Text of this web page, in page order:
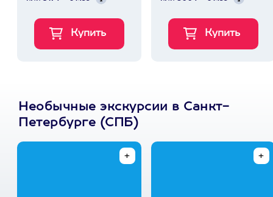
Необычные экскурсии в Санкт-
Петербурге (СПБ)